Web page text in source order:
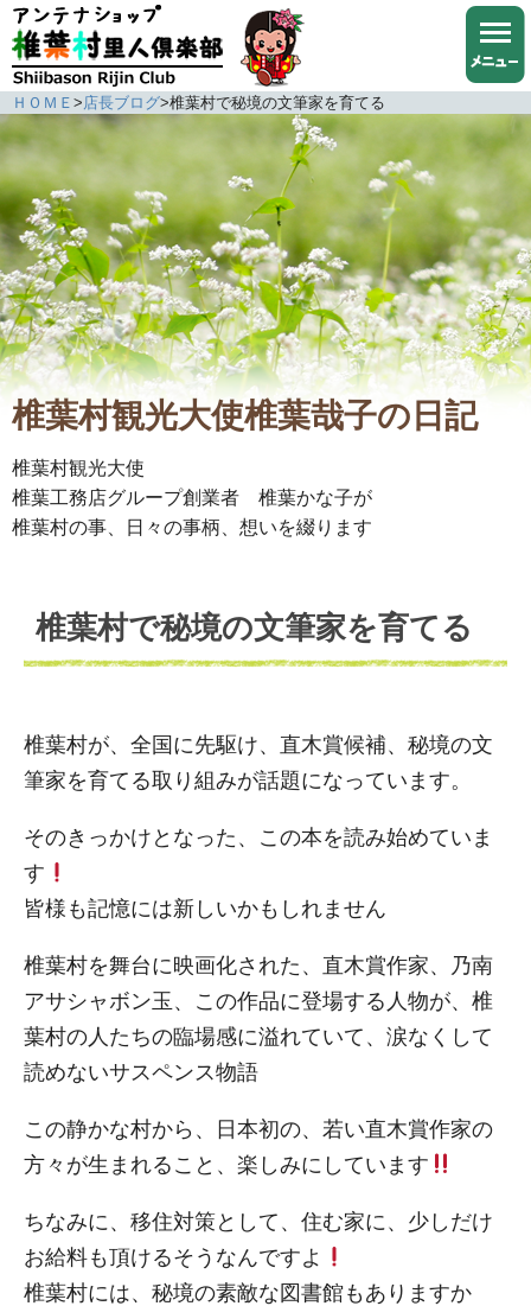
ＨＯＭＥ >店長ブログ>椎葉村で秘境の文筆家を育てる
椎葉村観光大使椎葉哉子の日記
椎葉村観光大使
椎葉工務店グループ創業者 椎葉かな子が
椎葉村の事、日々の事柄、想いを綴ります
椎葉村で秘境の文筆家を育てる
椎葉村が、全国に先駆け、直木賞候補、秘境の文
筆家を育てる取り組みが話題になっています。
そのきっかけとなった、この本を読み始めていま
す
皆様も記憶には新しいかもしれません
椎葉村を舞台に映画化された、直木賞作家、乃南
アサシャボン玉、この作品に登場する人物が、椎
葉村の人たちの臨場感に溢れていて、涙なくして
読めないサスペンス物語
この静かな村から、日本初の、若い直木賞作家の
方々が生まれること、楽しみにしています
ちなみに、移住対策として、住む家に、少しだけ
お給料も頂けるそうなんですよ
椎葉村には、秘境の素敵な図書館もありますか